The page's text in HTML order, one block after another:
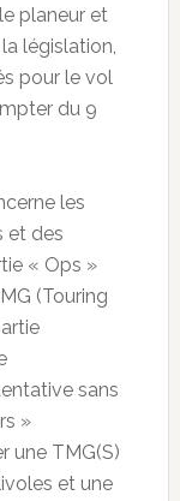
planeur et
législation,
pour le vol
du 9
les
et des
« Ops »
(Touring
sans
»
une TMG(S)
et une